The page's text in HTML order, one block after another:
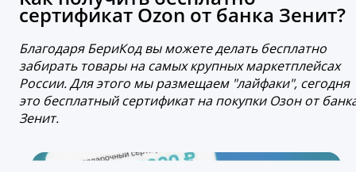
сертификат Ozon от банка Зенит?
Благодаря БериКод вы можете делать бесплатно
забирать товары на самых крупных маркетплейсах
России. Для этого мы размещаем "лайфаки", сегодня
это бесплатный сертификат на покупки Озон от
Зенит.​